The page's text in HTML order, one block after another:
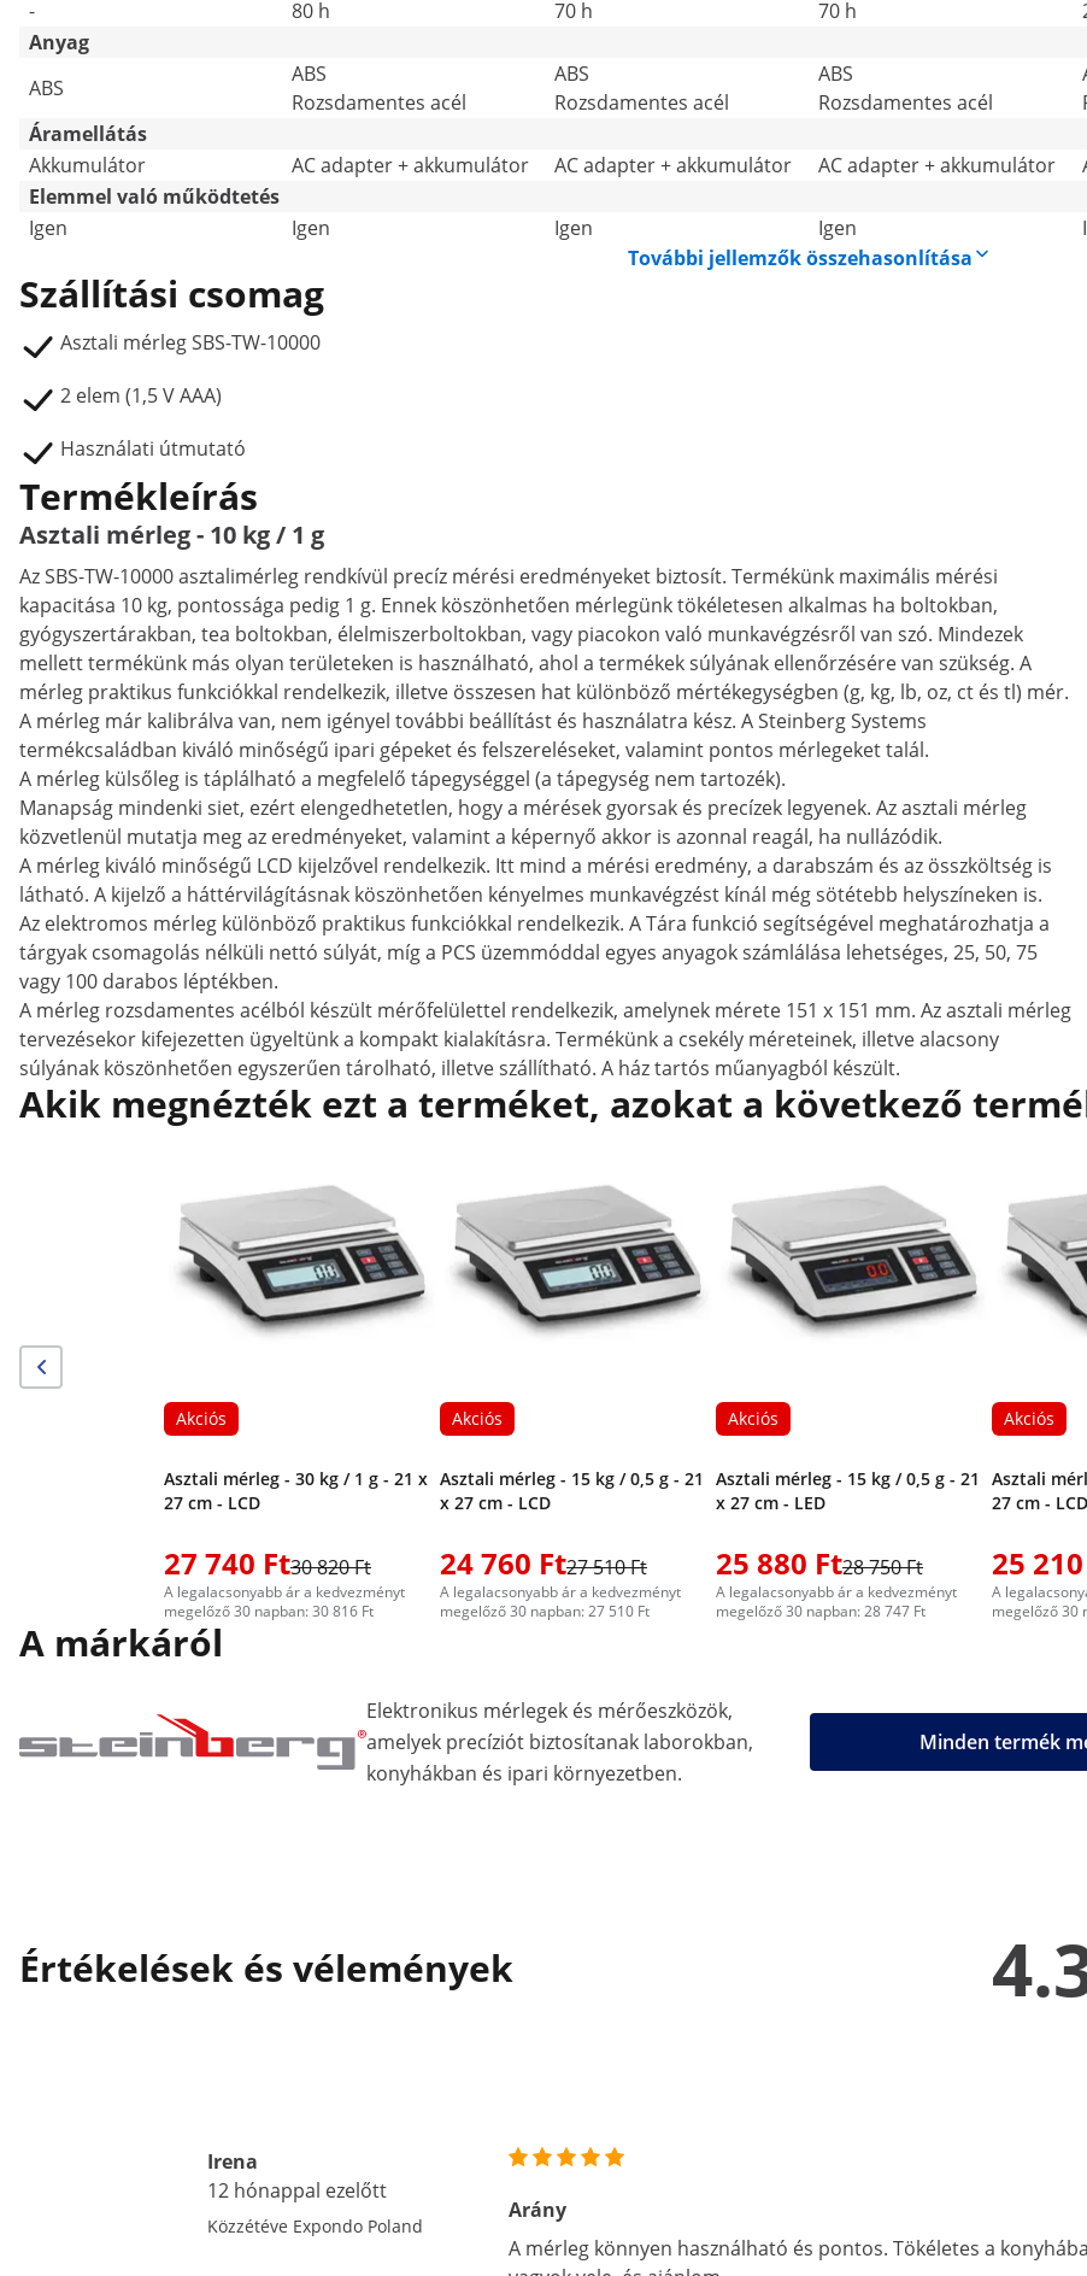
-
80 h 70 h 70 h
Anyag
ABS
ABS
Rozsdamentes acél
ABS
Rozsdamentes acél
ABS
Rozsdamentes acél
Áramellátás
Akkumulátor
AC adapter + akkumulátor AC adapter + akkumulátor AC adapter + akkumulátor
Elemmel való működtetés
Igen
Igen Igen Igen
További jellemzők összehasonlítása
Szállítási csomag
Asztali mérleg SBS-TW-10000
2 elem (1,5 V AAA)
Használati útmutató
Termékleírás
Asztali mérleg - 10 kg / 1 g
Az SBS-TW-10000 asztalimérleg rendkívül precíz mérési eredményeket biztosít. Termékünk maximális mérési
kapacitása 10 kg, pontossága pedig 1 g. Ennek köszönhetően mérlegünk tökéletesen alkalmas ha boltokban,
gyógyszertárakban, tea boltokban, élelmiszerboltokban, vagy piacokon való munkavégzésről van szó. Mindezek
mellett termékünk más olyan területeken is használható, ahol a termékek súlyának ellenőrzésére van szükség. A
mérleg praktikus funkciókkal rendelkezik, illetve összesen hat különböző mértékegységben (g, kg, lb, oz, ct és tl) mér.
A mérleg már kalibrálva van, nem igényel további beállítást és használatra kész. A Steinberg Systems
termékcsaládban kiváló minőségű ipari gépeket és felszereléseket, valamint pontos mérlegeket talál.
A mérleg külsőleg is táplálható a megfelelő tápegységgel (a tápegység nem tartozék).
Manapság mindenki siet, ezért elengedhetetlen, hogy a mérések gyorsak és precízek legyenek. Az asztali mérleg
közvetlenül mutatja meg az eredményeket, valamint a képernyő akkor is azonnal reagál, ha nullázódik.
A mérleg kiváló minőségű LCD kijelzővel rendelkezik. Itt mind a mérési eredmény, a darabszám és az összköltség is
látható. A kijelző a háttérvilágításnak köszönhetően kényelmes munkavégzést kínál még sötétebb helyszíneken is.
Az elektromos mérleg különböző praktikus funkciókkal rendelkezik. A Tára funkció segítségével meghatározhatja a
tárgyak csomagolás nélküli nettó súlyát, míg a PCS üzemmóddal egyes anyagok számlálása lehetséges, 25, 50, 75
vagy 100 darabos léptékben.
A mérleg rozsdamentes acélból készült mérőfelülettel rendelkezik, amelynek mérete 151 x 151 mm. Az asztali mérleg
tervezésekor kifejezetten ügyeltünk a kompakt kialakításra. Termékünk a csekély méreteinek, illetve alacsony
súlyának köszönhetően egyszerűen tárolható, illetve szállítható. A ház tartós műanyagból készült.
Akik megnézték ezt a terméket, azokat a következő
Akciós
Asztali mérleg - 30 kg / 1 g - 21 x
27 cm - LCD
27 740 Ft30 820 Ft
A legalacsonyabb ár a kedvezményt
megelőző 30 napban: 30 816 Ft
Akciós
Asztali mérleg - 15 kg / 0,5 g - 21
x 27 cm - LCD
24 760 Ft27 510 Ft
A legalacsonyabb ár a kedvezményt
megelőző 30 napban: 27 510 Ft
Akciós
Asztali mérleg - 15 kg / 0,5 g - 21
x 27 cm - LED
25 880 Ft28 750 Ft
A legalacsonyabb ár a kedvezményt
megelőző 30 napban: 28 747 Ft
Akciós
Asztali
27 cm - LCD
25
A
megelőző 30
A márkáról
Elektronikus mérlegek és mérőeszközök,
amelyek precíziót biztosítanak laborokban,
konyhákban és ipari környezetben.
Minden termék
Értékelések és vélemények
Irena
12 hónappal ezelőtt
Közzétéve Expondo Poland
Arány
A mérleg könnyen használható és pontos. Tökéletes a